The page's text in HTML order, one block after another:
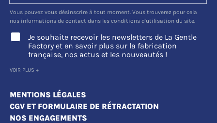
Vous pouvez vous désinscrire à tout moment. Vous trouverez pour cela
nos informations de contact dans les conditions d'utilisation du site.
Je souhaite recevoir les newsletters de La Gentle
Factory et en savoir plus sur la fabrication
française, nos actus et les nouveautés !
VOIR PLUS +
MENTIONS LÉGALES
CGV ET FORMULAIRE DE RÉTRACTATION
NOS ENGAGEMENTS